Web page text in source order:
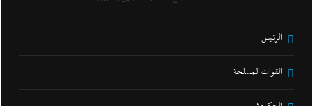
الرئيس
القوات المسلحة